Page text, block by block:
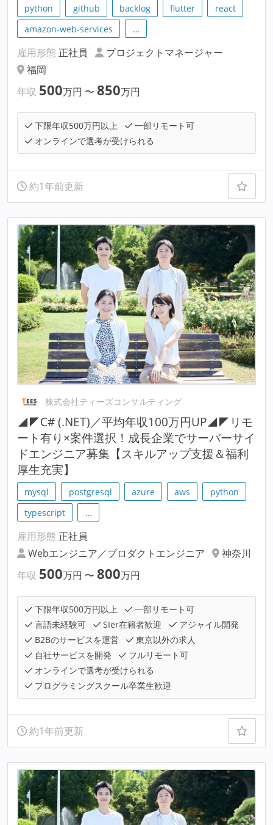
python github backlog flutter
react
amazon-web-services
…
雇用形態 正社員
プロジェクトマネージャー
福岡
年収 500万円 〜 850万円
下限年収500万円以上
一部リモート可
オンラインで選考が受けられる
約1年前更新
株式会社ティーズコンサルティング
◢◤C# (.NET)／平均年収100万円UP◢◤リモ
ート有り×案件選択！成長企業でサーバーサイ
ドエンジニア募集【スキルアップ支援＆福利
厚生充実】
mysql postgresql azure aws
python
typescript
…
雇用形態 正社員
Webエンジニア／プロダクトエンジニア
神奈川
年収 500万円 〜 800万円
下限年収500万円以上
一部リモート可
言語未経験可
SIer在籍者歓迎
アジャイル開発
B2Bのサービスを運営
東京以外の求人
自社サービスを開発
フルリモート可
オンラインで選考が受けられる
プログラミングスクール卒業生歓迎
約1年前更新